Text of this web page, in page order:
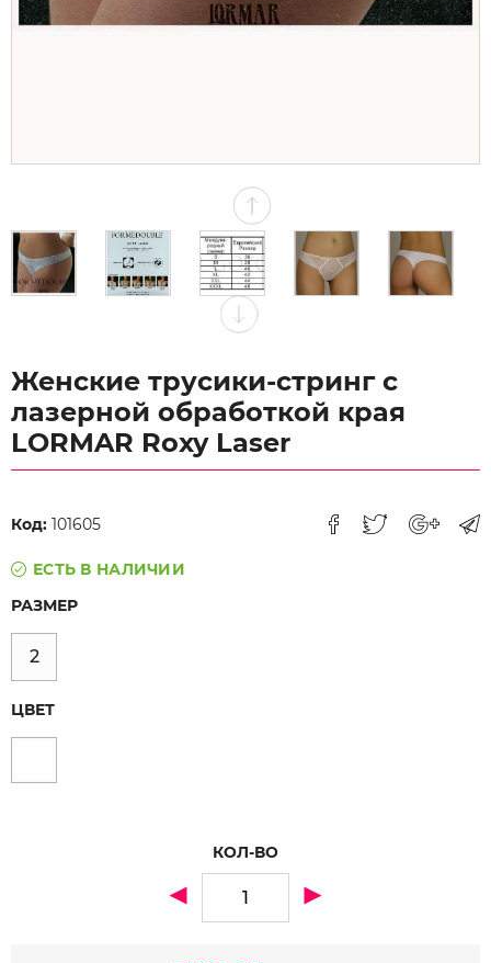
Женские трусики-стринг с
лазерной обработкой края
LORMAR Roxy Laser
Код: 101605
ЕСТЬ В НАЛИЧИИ
РАЗМЕР
2
ЦВЕТ
КОЛ-ВО